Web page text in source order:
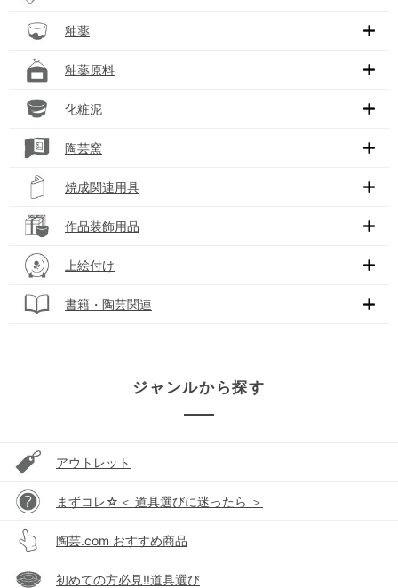
釉薬
釉薬原料
化粧泥
陶芸窯
焼成関連用具
作品装飾用品
上絵付け
書籍・陶芸関連
ジャンルから探す
アウトレット
まずコレ☆＜ 道具選びに迷ったら ＞
陶芸.com おすすめ商品
初めての方必見!!道具選び